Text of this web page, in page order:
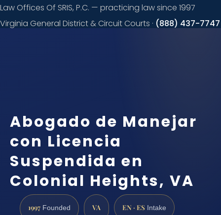
Law Offices Of SRIS, P.C. — practicing law since 1997
Virginia General District & Circuit Courts · (888) 437-7747
Abogado de Manejar
con Licencia
Suspendida en
Colonial Heights, VA
1997 Founded VA EN · ES Intake